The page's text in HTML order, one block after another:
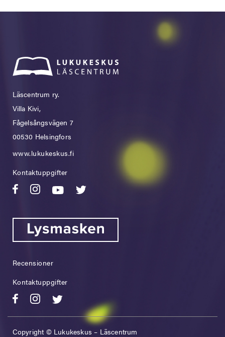
Läscentrum ry.
Villa Kivi,
Fågelsångsvägen 7
00530 Helsingfors
www.lukukeskus.fi
Kontaktuppgifter
Recensioner
Kontaktuppgifter
Copyright © Lukukeskus – Läscentrum